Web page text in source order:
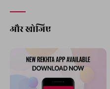
और खोजिए